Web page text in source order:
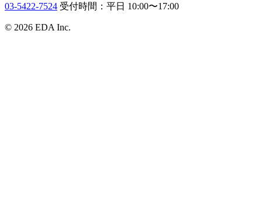
03-5422-7524 受付時間：平日 10:00〜17:00
© 2026 EDA Inc.